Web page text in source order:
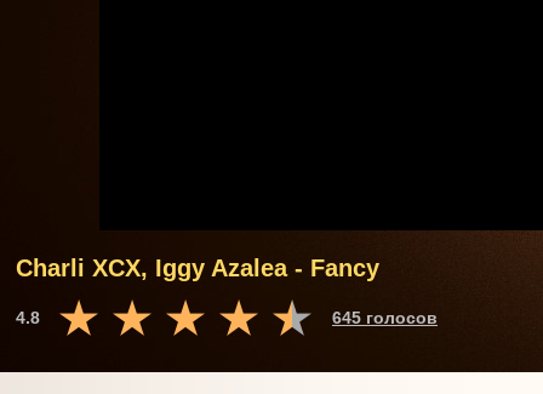
Charli XCX, Iggy Azalea - Fancy
4.8 645 голосов